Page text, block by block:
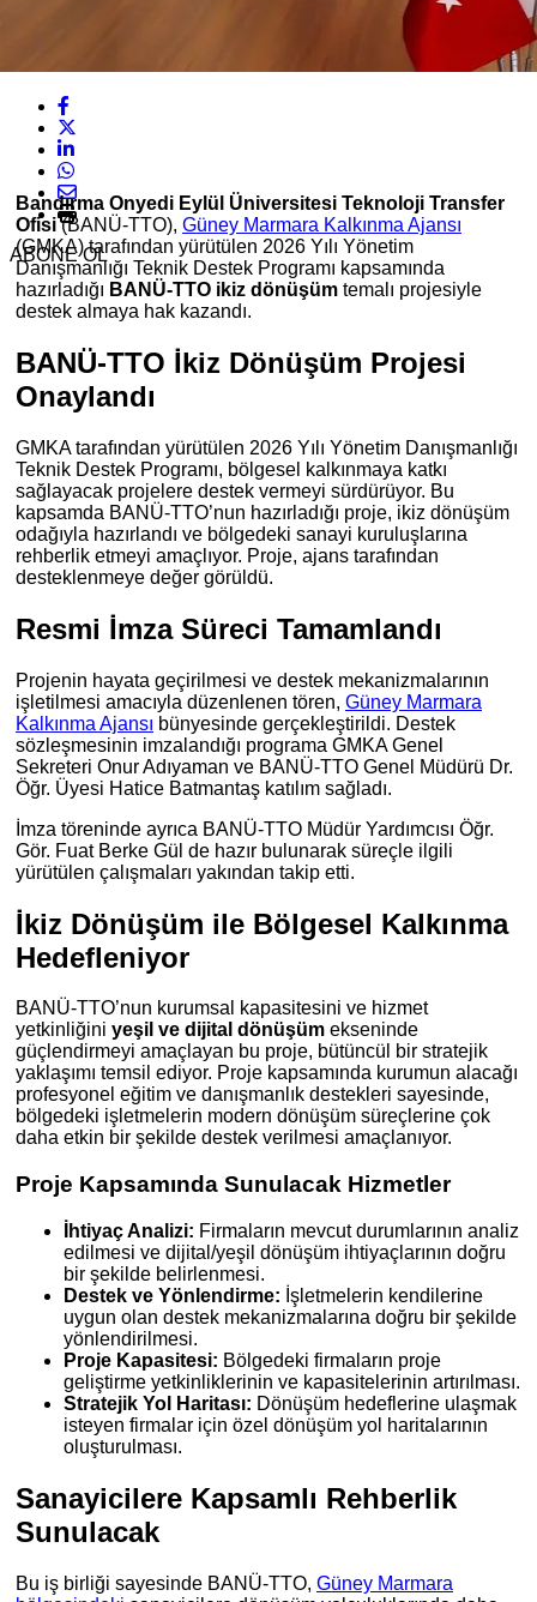
ABONE OL
Bandırma Onyedi Eylül Üniversitesi Teknoloji Transfer
Ofisi(BANÜ-TTO), Güney Marmara Kalkınma Ajansı
(GMKA) tarafından yürütülen 2026 Yılı Yönetim
Danışmanlığı Teknik Destek Programı kapsamında
hazırladığı BANÜ-TTO ikiz dönüşüm temalı projesiyle
destek almaya hak kazandı.
BANÜ-TTO İkiz Dönüşüm Projesi
Onaylandı
GMKA tarafından yürütülen 2026 Yılı Yönetim Danışmanlığı
Teknik Destek Programı, bölgesel kalkınmaya katkı
sağlayacak projelere destek vermeyi sürdürüyor. Bu
kapsamda BANÜ-TTO’nun hazırladığı proje, ikiz dönüşüm
odağıyla hazırlandı ve bölgedeki sanayi kuruluşlarına
rehberlik etmeyi amaçlıyor. Proje, ajans tarafından
desteklenmeye değer görüldü.
Resmi İmza Süreci Tamamlandı
Projenin hayata geçirilmesi ve destek mekanizmalarının
işletilmesi amacıyla düzenlenen tören, Güney Marmara
Kalkınma Ajansı bünyesinde gerçekleştirildi. Destek
sözleşmesinin imzalandığı programa GMKA Genel
Sekreteri Onur Adıyaman ve BANÜ-TTO Genel Müdürü Dr.
Öğr. Üyesi Hatice Batmantaş katılım sağladı.
İmza töreninde ayrıca BANÜ-TTO Müdür Yardımcısı Öğr.
Gör. Fuat Berke Gül de hazır bulunarak süreçle ilgili
yürütülen çalışmaları yakından takip etti.
İkiz Dönüşüm ile Bölgesel Kalkınma
Hedefleniyor
BANÜ-TTO’nun kurumsal kapasitesini ve hizmet
yetkinliğini yeşil ve dijital dönüşüm ekseninde
güçlendirmeyi amaçlayan bu proje, bütüncül bir stratejik
yaklaşımı temsil ediyor. Proje kapsamında kurumun alacağı
profesyonel eğitim ve danışmanlık destekleri sayesinde,
bölgedeki işletmelerin modern dönüşüm süreçlerine çok
daha etkin bir şekilde destek verilmesi amaçlanıyor.
Proje Kapsamında Sunulacak Hizmetler
İhtiyaç Analizi: Firmaların mevcut durumlarının analiz
edilmesi ve dijital/yeşil dönüşüm ihtiyaçlarının doğru
bir şekilde belirlenmesi.
Destek ve Yönlendirme: İşletmelerin kendilerine
uygun olan destek mekanizmalarına doğru bir şekilde
yönlendirilmesi.
Proje Kapasitesi: Bölgedeki firmaların proje
geliştirme yetkinliklerinin ve kapasitelerinin artırılması.
Stratejik Yol Haritası: Dönüşüm hedeflerine ulaşmak
isteyen firmalar için özel dönüşüm yol haritalarının
oluşturulması.
Sanayicilere Kapsamlı Rehberlik
Sunulacak
Bu iş birliği sayesinde BANÜ-TTO, Güney Marmara